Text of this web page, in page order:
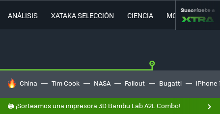
ANÁLISIS XATAKA SELECCIÓN CIENCIA MOVILIDAD
Suscríbete a
HOY SE HABLA DE
China Tim Cook NASA Fallout Bugatti iPhone
🖨️ ¡Sorteamos una impresora 3D Bambu Lab A2L Combo!